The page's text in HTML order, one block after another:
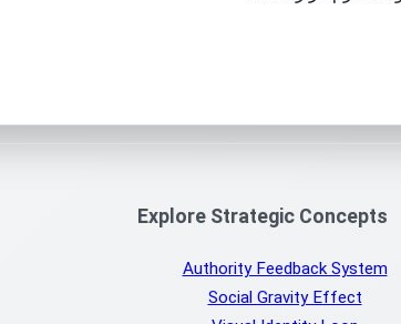
Explore Strategic Concepts
Authority Feedback System
Social Gravity Effect